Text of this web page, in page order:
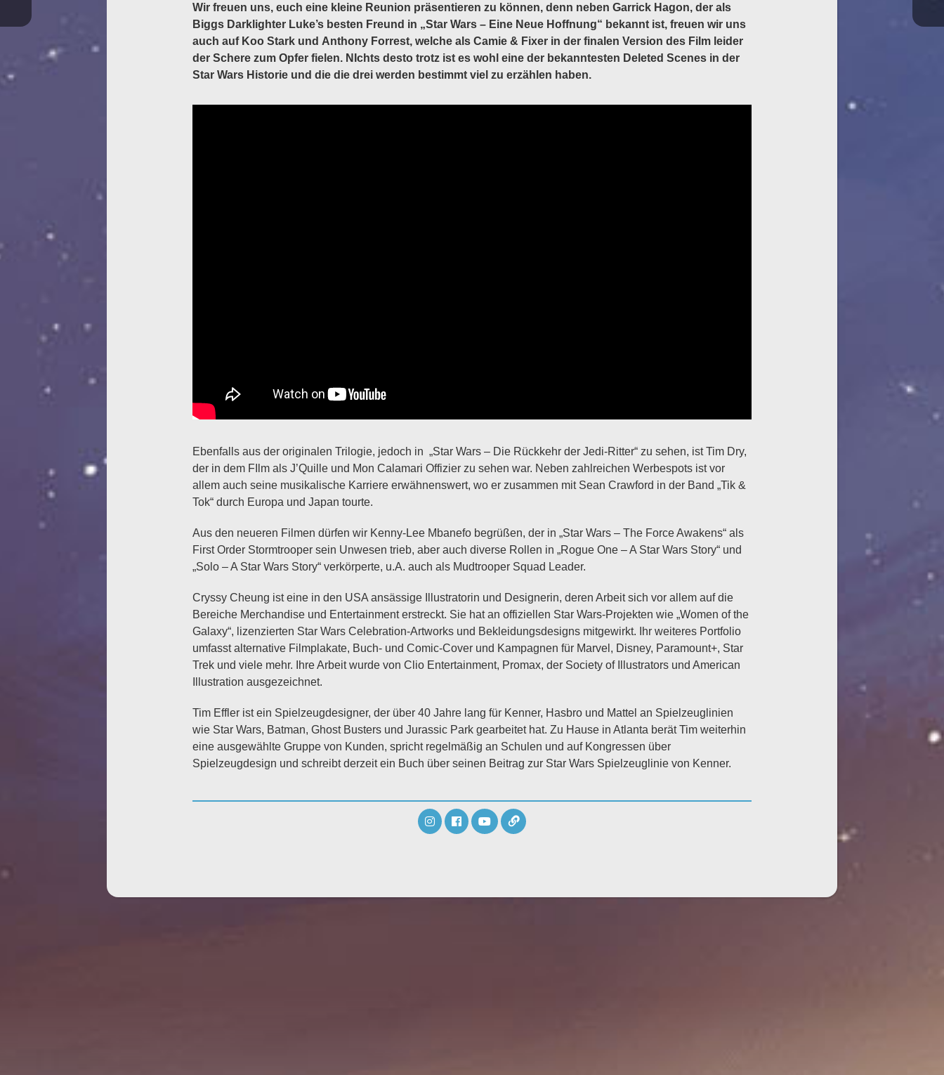
Wir freuen uns, euch eine kleine Reunion präsentieren zu können, denn neben Garrick Hagon, der als
Biggs Darklighter Luke’s besten Freund in „Star Wars – Eine Neue Hoffnung“ bekannt ist, freuen wir uns
auch auf Koo Stark und Anthony Forrest, welche als Camie & Fixer in der finalen Version des Film leider
der Schere zum Opfer fielen. NIchts desto trotz ist es wohl eine der bekanntesten Deleted Scenes in der
Star Wars Historie und die die drei werden bestimmt viel zu erzählen haben.
Ebenfalls aus der originalen Trilogie, jedoch in „Star Wars – Die Rückkehr der Jedi-Ritter“ zu sehen, ist Tim Dry,
der in dem FIlm als J’Quille und Mon Calamari Offizier zu sehen war. Neben zahlreichen Werbespots ist vor
allem auch seine musikalische Karriere erwähnenswert, wo er zusammen mit Sean Crawford in der Band „Tik &
Tok“ durch Europa und Japan tourte.
Aus den neueren Filmen dürfen wir Kenny-Lee Mbanefo begrüßen, der in „Star Wars – The Force Awakens“ als
First Order Stormtrooper sein Unwesen trieb, aber auch diverse Rollen in „Rogue One – A Star Wars Story“ und
„Solo – A Star Wars Story“ verkörperte, u.A. auch als Mudtrooper Squad Leader.
Cryssy Cheung ist eine in den USA ansässige Illustratorin und Designerin, deren Arbeit sich vor allem auf die
Bereiche Merchandise und Entertainment erstreckt. Sie hat an offiziellen Star Wars-Projekten wie „Women of the
Galaxy“, lizenzierten Star Wars Celebration-Artworks und Bekleidungsdesigns mitgewirkt. Ihr weiteres Portfolio
umfasst alternative Filmplakate, Buch- und Comic-Cover und Kampagnen für Marvel, Disney, Paramount+, Star
Trek und viele mehr. Ihre Arbeit wurde von Clio Entertainment, Promax, der Society of Illustrators und American
Illustration ausgezeichnet.
Tim Effler ist ein Spielzeugdesigner, der über 40 Jahre lang für Kenner, Hasbro und Mattel an Spielzeuglinien
wie Star Wars, Batman, Ghost Busters und Jurassic Park gearbeitet hat. Zu Hause in Atlanta berät Tim weiterhin
eine ausgewählte Gruppe von Kunden, spricht regelmäßig an Schulen und auf Kongressen über
Spielzeugdesign und schreibt derzeit ein Buch über seinen Beitrag zur Star Wars Spielzeuglinie von Kenner.